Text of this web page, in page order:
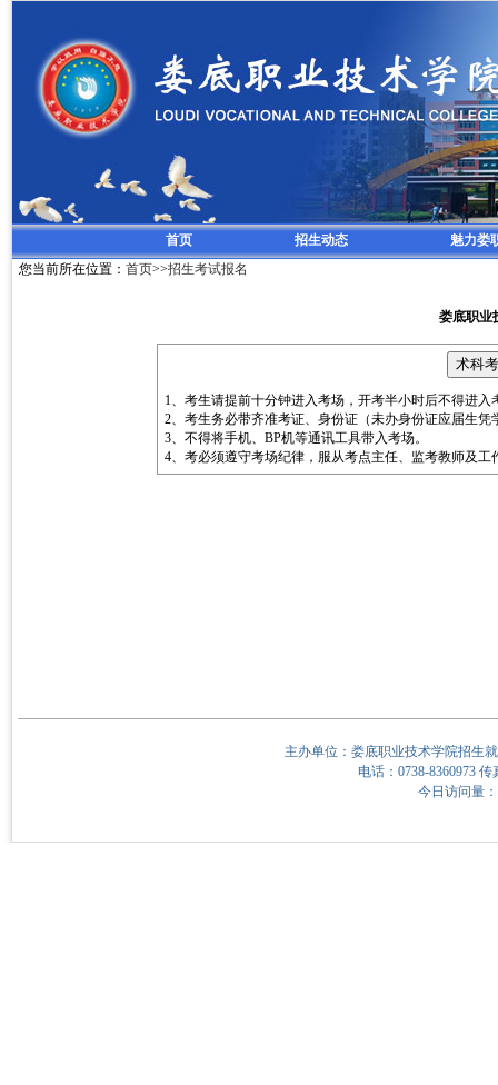
首页 招生动态
魅力娄
您当前所在位置： 首页>>招生考试报名
娄底职业
1、考生请提前十分钟进入考场，开考半小时后不得进
2、考生务必带齐准考证、身份证（未办身份证应届生凭
3、不得将手机、BP机等通讯工具带入考场。
4、考必须遵守考场纪律，服从考点主任、监考教师及工
主办单位：娄底职业技术学院招生
电话：0738-8360973
今日访问量